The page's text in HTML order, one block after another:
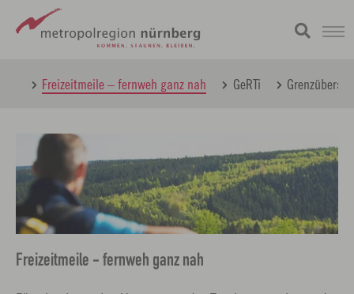
Hauptinhalt
Freizeitmeile – fernweh ganz nah GeRTi
Freizeitmeile - fernweh ganz nah